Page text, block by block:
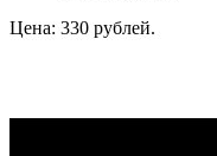
Цена: 330 рублей.